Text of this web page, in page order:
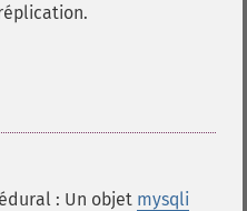
: Un objet mysqli